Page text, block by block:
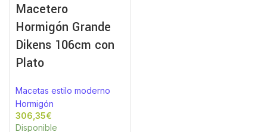
Macetero
Hormigón Grande
Dikens 106cm con
Plato
Macetas estilo moderno
Hormigón
€
Disponible